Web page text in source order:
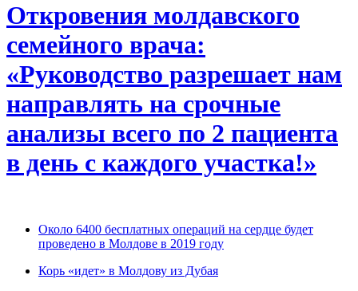
Откровения молдавского
семейного врача:
«Руководство разрешает нам
направлять на срочные
анализы всего по 2 пациента
в день с каждого участка!»
Около 6400 бесплатных операций на сердце будет
проведено в Молдове в 2019 году
Корь «идет» в Молдову из Дубая